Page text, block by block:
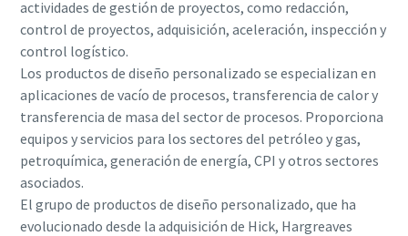
actividades de gestión de proyectos, como redacción,
control de proyectos, adquisición, aceleración, inspección y
control logístico.
Los productos de diseño personalizado se especializan en
aplicaciones de vacío de procesos, transferencia de calor y
transferencia de masa del sector de procesos. Proporciona
equipos y servicios para los sectores del petróleo y gas,
petroquímica, generación de energía, CPI y otros sectores
asociados.
El grupo de productos de diseño personalizado, que ha
evolucionado desde la adquisición de Hick, Hargreaves
Vacuum.
Enviar
Verificación Anti-Robot
Haga clic para iniciar la verificación
Vacuum.
Enviar
Verificación Anti-Robot
Haga clic para iniciar la verificación
Vacuum.
Enviar
Verificación Anti-Robot
Haga clic para iniciar la verificación
Vacuum.
Enviar
Verificación Anti-Robot
Haga clic para iniciar la verificación
Vacuum.
Enviar
Verificación Anti-Robot
Haga clic para iniciar la verificación